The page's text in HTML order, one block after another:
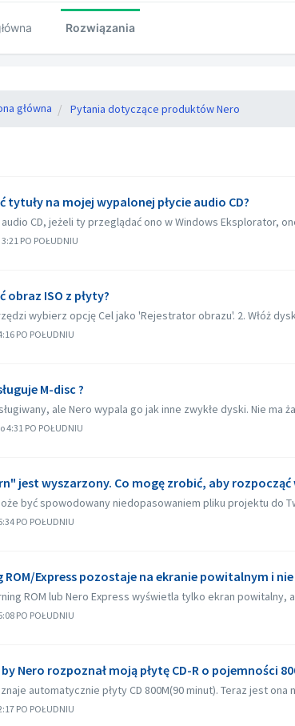
Rozwiązania
główna Pytania dotyczące produktów Nero
tytuły na mojej wypalonej płycie audio CD?
CD, jeżeli ty przeglądać ono w Windows Eksplorator,
PO POŁUDNIU
ISO z płyty?
wybierz opcję Cel jako 'Rejestrator obrazu'. 2. Włóż
PO POŁUDNIU
M-disc ?
ale Nero wypala go jak inne zwykłe dyski. Nie
4:31 PO POŁUDNIU
jest wyszarzony. Co mogę zrobić, aby rozpocząć
być spowodowany niedopasowaniem pliku projektu do
PO POŁUDNIU
ROM/Express pozostaje na ekranie powitalnym i
ROM lub Nero Express wyświetla tylko ekran
PO POŁUDNIU
Nero rozpoznał moją płytę CD-R o pojemności
automatycznie płyty CD 800M(90 minut). Teraz jest
PO POŁUDNIU